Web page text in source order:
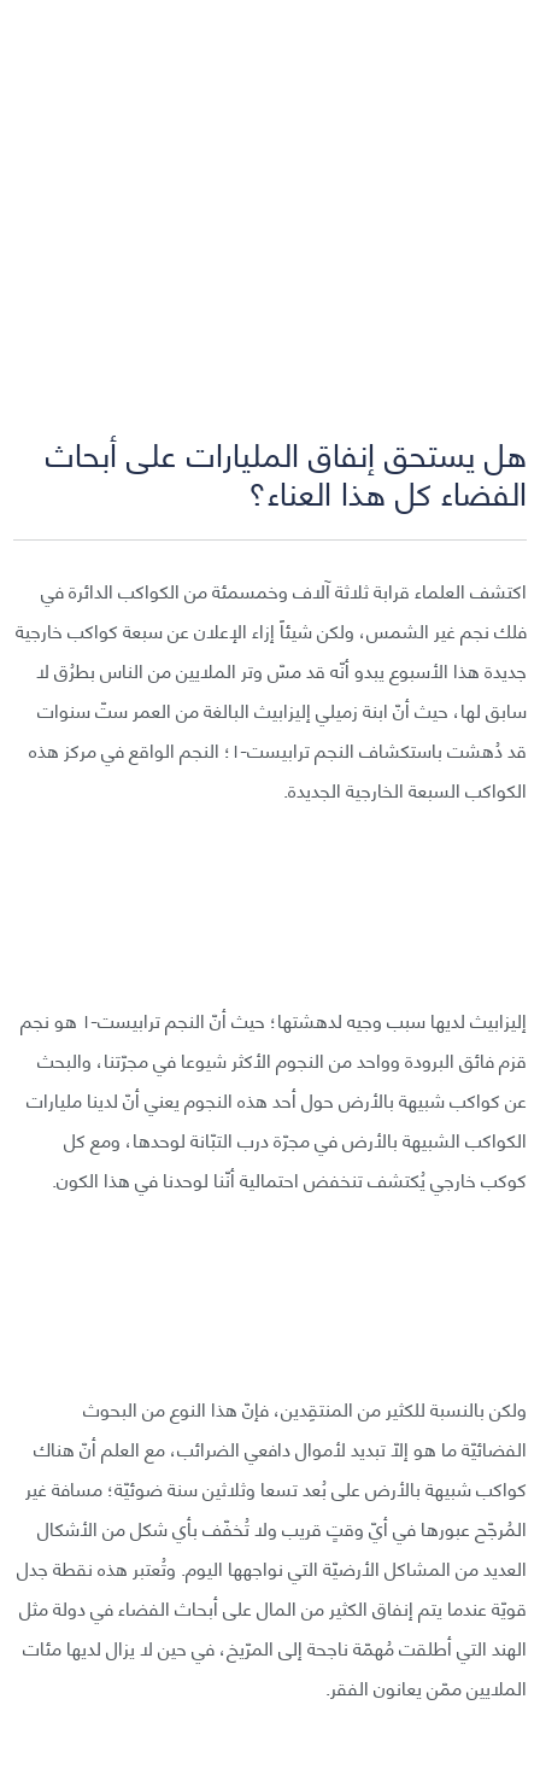
هل يستحق إنفاق المليارات على أبحاث
الفضاء كل هذا العناء؟
اكتشف العلماء قرابة ثلاثة آلاف وخمسمئة من الكواكب الدائرة في
فلك نجم غير الشمس، ولكن شيئاً إزاء الإعلان عن سبعة كواكب خارجية
جديدة هذا الأسبوع يبدو أنّه قد مسّ وتر الملايين من الناس بطرُق لا
سابق لها، حيث أنّ ابنة زميلي إليزابيث البالغة من العمر ستّ سنوات
قد دُهشت باستكشاف النجم ترابيست-١؛ النجم الواقع في مركز هذه
الكواكب السبعة الخارجية الجديدة.
إليزابيث لديها سبب وجيه لدهشتها؛ حيث أنّ النجم ترابيست-١ هو نجم
قزم فائق البرودة وواحد من النجوم الأكثر شيوعا في مجرّتنا، والبحث
عن كواكب شبيهة بالأرض حول أحد هذه النجوم يعني أنّ لدينا مليارات
الكواكب الشبيهة بالأرض في مجرّة درب التبّانة لوحدها، ومع كل
كوكب خارجي يُكتشف تنخفض احتمالية أنّنا لوحدنا في هذا الكون.
ولكن بالنسبة للكثير من المنتقِدين، فإنّ هذا النوع من البحوث
الفضائيّة ما هو إلّا تبديد لأموال دافعي الضرائب، مع العلم أنّ هناك
كواكب شبيهة بالأرض على بُعد تسعا وثلاثين سنة ضوئيّة؛ مسافة غير
المُرجّح عبورها في أيّ وقتٍ قريب ولا تُخفّف بأي شكل من الأشكال
العديد من المشاكل الأرضيّة التي نواجهها اليوم. وتُعتبر هذه نقطة جدل
قويّة عندما يتم إنفاق الكثير من المال على أبحاث الفضاء في دولة مثل
الهند التي أطلقت مُهمّة ناجحة إلى المرّيخ، في حين لا يزال لديها مئات
الملايين ممّن يعانون الفقر.